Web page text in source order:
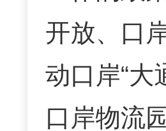
开放、口
动口岸“大
口岸物流